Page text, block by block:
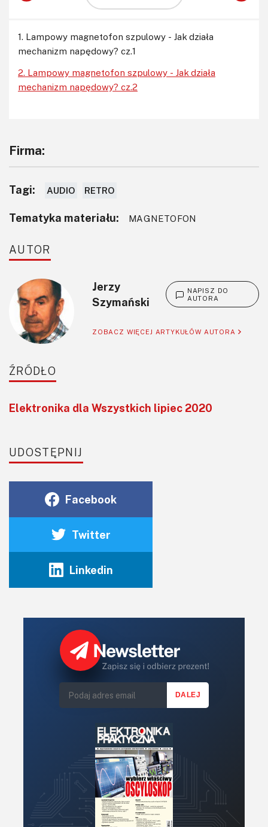
1. Lampowy magnetofon szpulowy - Jak działa
mechanizm napędowy? cz.1
2. Lampowy magnetofon szpulowy - Jak działa
mechanizm napędowy? cz.2
Firma:
Tagi: AUDIO RETRO
Tematyka materiału: MAGNETOFON
AUTOR
Jerzy
Szymański
NAPISZ DO
AUTORA
ZOBACZ WIĘCEJ ARTYKUŁÓW AUTORA
ŹRÓDŁO
Elektronika dla Wszystkich lipiec 2020
UDOSTĘPNIJ
Facebook
Twitter
Linkedin